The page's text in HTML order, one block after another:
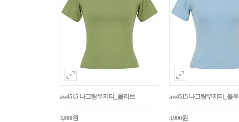
aw4515 나그랑무지티_올리브
3,900원
aw4515 나그랑무지티_블루
3,900원